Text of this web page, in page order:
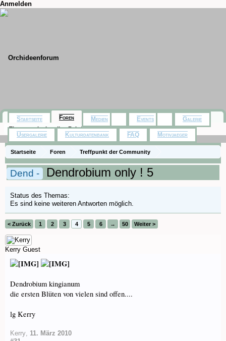
Anmelden
Startseite Foren
Treffpunkt der Community
Orchideenfotos (Naturformen)
Dend - Dendrobium only ! 5
Status des Themas:
Es sind keine weiteren Antworten möglich.
< Zurück 1 2 3 4 5 6 → 50 Weiter >
Kerry Guest
Dendrobium kingianum
die ersten Blüten von vielen sind offen....
lg Kerry
Kerry, 11. März 2010
Startseite Foren
Themen mit aktuellen Beiträgen
Medien Events Galerie
Usergalerie Kulturdatenbank FAQ Motivjaeger